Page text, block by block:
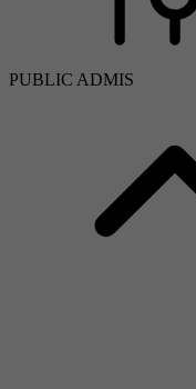
PUBLIC ADMIS